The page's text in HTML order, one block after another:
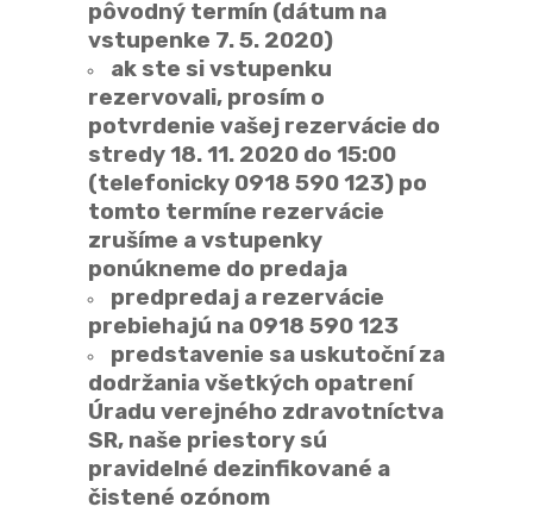
pôvodný termín (dátum na
vstupenke 7. 5. 2020)
ak ste si vstupenku
rezervovali, prosím o
potvrdenie vašej rezervácie do
stredy 18. 11. 2020 do 15:00
(telefonicky 0918 590 123) po
tomto termíne rezervácie
zrušíme a vstupenky
ponúkneme do predaja
predpredaj a rezervácie
prebiehajú na 0918 590 123
predstavenie sa uskutoční za
dodržania všetkých opatrení
Úradu verejného zdravotníctva
SR, naše priestory sú
pravidelné dezinfikované a
čistené ozónom